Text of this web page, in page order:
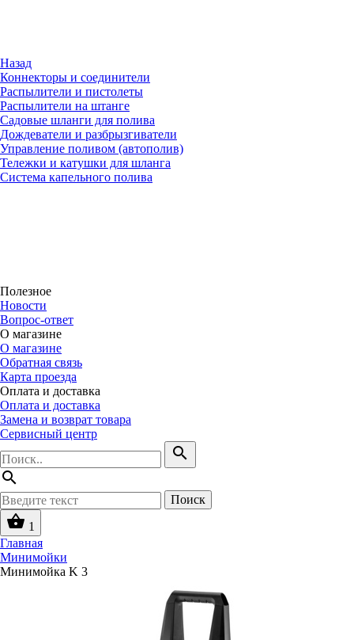
Назад
Коннекторы и соединители
Распылители и пистолеты
Распылители на штанге
Садовые шланги для полива
Дождеватели и разбрызгиватели
Управление поливом (автополив)
Тележки и катушки для шланга
Система капельного полива
Полезное
Новости
Вопрос-ответ
О магазине
О магазине
Обратная связь
Карта проезда
Оплата и доставка
Оплата и доставка
Замена и возврат товара
Сервисный центр
search
search
Поиск
shopping_basket 1
Главная
Минимойки
Минимойка K 3